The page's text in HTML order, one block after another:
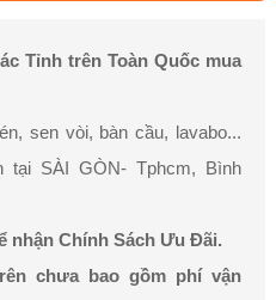
Tỉnh trên Toàn Quốc mua
sen vòi, bàn cầu, lavabo...
tại SÀI GÒN- Tphcm, Bình
nhận Chính Sách Ưu Đãi.
chưa bao gồm phí vận